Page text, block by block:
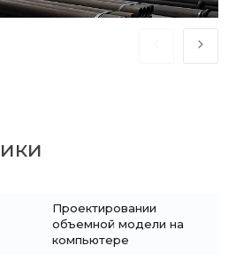
Проектировании
объемной модели на
компьютере